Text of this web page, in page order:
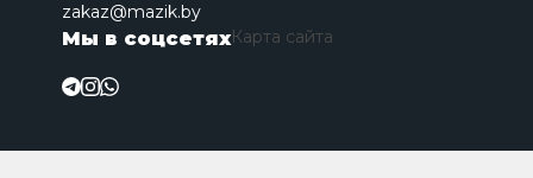
zakaz@mazik.by
Мы в соцсетяхКарта сайта